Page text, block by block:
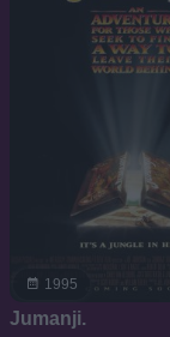
1995
Jumanji.